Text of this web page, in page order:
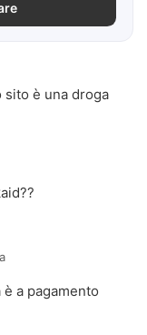
sito è una droga
a pagamento